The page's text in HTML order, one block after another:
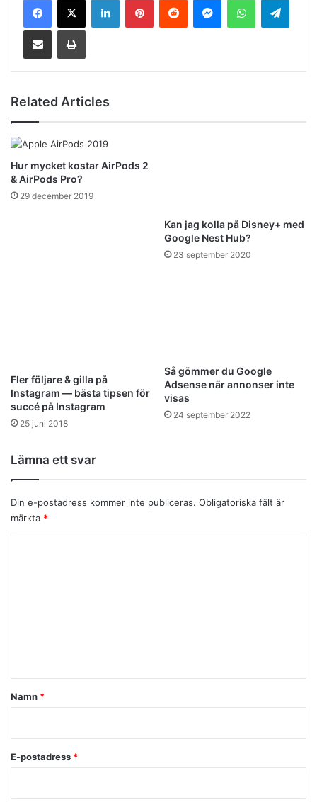
Related Articles
Hur mycket kostar AirPods 2
& AirPods Pro?
29 december 2019
Kan jag kolla på Disney+ med
Google Nest Hub?
23 september 2020
Fler följare & gilla på
Instagram — bästa tipsen för
succé på Instagram
25 juni 2018
Så gömmer du Google
Adsense när annonser inte
visas
24 september 2022
Lämna ett svar
Din e-postadress kommer inte publiceras. Obligatoriska fält är
märkta *
a
Namn *
E-postadress *